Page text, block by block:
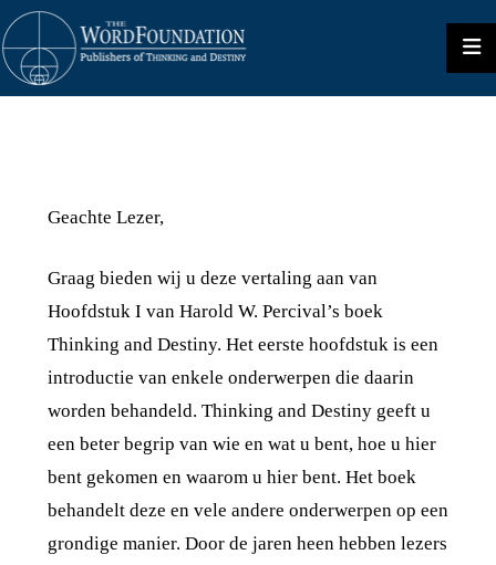
Geachte Lezer,
Graag bieden wij u deze vertaling aan van
Hoofdstuk I van Harold W. Percival’s boek
Thinking and Destiny. Het eerste hoofdstuk is een
introductie van enkele onderwerpen die daarin
worden behandeld. Thinking and Destiny geeft u
een beter begrip van wie en wat u bent, hoe u hier
bent gekomen en waarom u hier bent. Het boek
behandelt deze en vele andere onderwerpen op een
grondige manier. Door de jaren heen hebben lezers